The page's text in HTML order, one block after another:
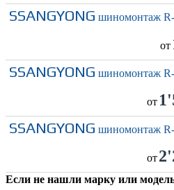
SSANGYONG шиномонтаж
от
SSANGYONG шиномонтаж
от
SSANGYONG шиномонтаж
от
Если не нашли марку или